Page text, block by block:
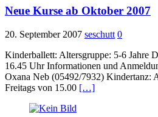
Neue Kurse ab Oktober 2007
20. September 2007 seschutt 0
Kinderballett: Altersgruppe: 5-6 Jahre
16.45 Uhr Informationen und
Oxana Neb (05492/7932) Kindertanz:
Freitags von 15.00 […]